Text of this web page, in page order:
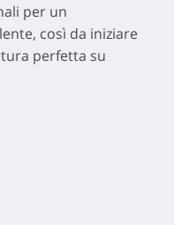
per un
così da iniziare
perfetta su